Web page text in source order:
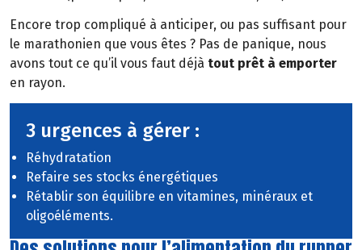
Encore trop compliqué à anticiper, ou pas suffisant pour
le marathonien que vous êtes ? Pas de panique, nous
avons tout ce qu’il vous faut déjà tout prêt à emporter
en rayon.
3 urgences à gérer :
Réhydratation
Refaire ses stocks énergétiques
Rétablir son équilibre en vitamines, minéraux et
oligoéléments.